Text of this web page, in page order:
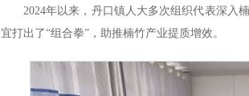
2024年以来，丹口镇人大多次组织代表深入
宜打出了“组合拳”，助推楠竹产业提质增效。